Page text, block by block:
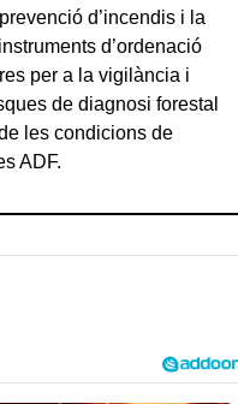
d’incendis i la
d’ordenació
per a la vigilància i
de diagnosi forestal
les condicions de
ADF.